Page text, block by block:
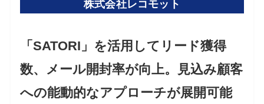
株式会社レコモット
「SATORI」を活用してリード獲得
数、メール開封率が向上。見込み顧客
への能動的なアプローチが展開可能